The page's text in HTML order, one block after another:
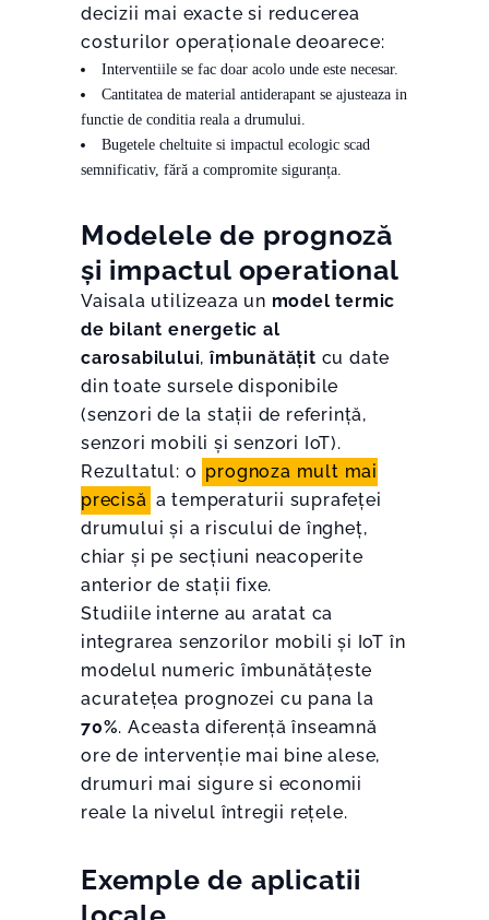
decizii mai exacte si reducerea
costurilor operaționale deoarece:
Interventiile se fac doar acolo unde este necesar.
Cantitatea de material antiderapant se ajusteaza in
functie de conditia reala a drumului.
Bugetele cheltuite si impactul ecologic scad
semnificativ, fără a compromite siguranța.
Modelele de prognoză
și impactul operational
Vaisala utilizeaza un model termic
de bilant energetic al
carosabilului,îmbunătățit cu date
din toate sursele disponibile
(senzori de la stații de referință,
senzori mobili și senzori IoT).
Rezultatul: o prognoza mult mai
precisă a temperaturii suprafeței
drumului și a riscului de îngheț,
chiar și pe secțiuni neacoperite
anterior de stații fixe.
Studiile interne au aratat ca
integrarea senzorilor mobili și IoT în
modelul numeric îmbunătățeste
acuratețea prognozei cu pana la
70%. Aceasta diferență înseamnă
ore de intervenție mai bine alese,
drumuri mai sigure si economii
reale la nivelul întregii rețele.
Exemple de aplicatii